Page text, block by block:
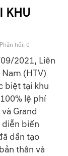
KHU
Phản hồi: 0
2021, Liên
(HTV)
biệt tại khu
lệ phí
Grand
biến
dần tạo
thân và